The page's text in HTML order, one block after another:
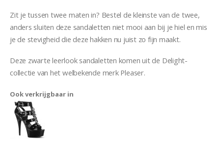
Zit je tussen twee maten in? Bestel de kleinste van de twee,
anders sluiten deze sandaletten niet mooi aan bij je hiel en mis
je de stevigheid die deze hakken nu juist zo fijn maakt.
Deze zwarte leerlook sandaletten komen uit de Delight-
collectie van het welbekende merk Pleaser.
Ook verkrijgbaar in